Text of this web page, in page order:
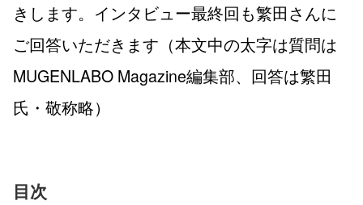
きします。インタビュー最終回も繁田さんに
ご回答いただきます（本文中の太字は質問は
MUGENLABO Magazine編集部、回答は繁田
氏・敬称略）
目次